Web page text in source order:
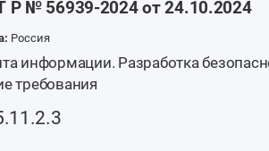
Р № 56939-2024 от 24.10.2024
Россия
информации. Разработка
требования